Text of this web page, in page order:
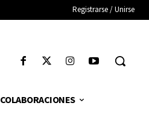
Registrarse / Unirse
COLABORACIONES